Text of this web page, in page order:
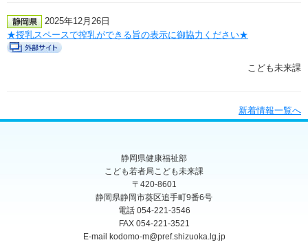
2025年12月26日
★授乳スペースで搾乳ができる旨の表示に御協力ください★
こども未来課
新着情報一覧へ
静岡県健康福祉部
こども若者局こども未来課
〒420-8601
静岡県静岡市葵区追手町9番6号
電話 054-221-3546
FAX 054-221-3521
E-mail kodomo-m@pref.shizuoka.lg.jp